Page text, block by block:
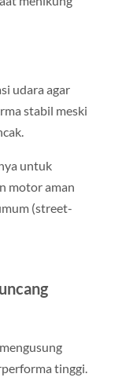
udara agar
stabil meski
untuk
motor aman
(street-
tinggi.